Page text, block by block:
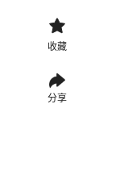
收藏
分享